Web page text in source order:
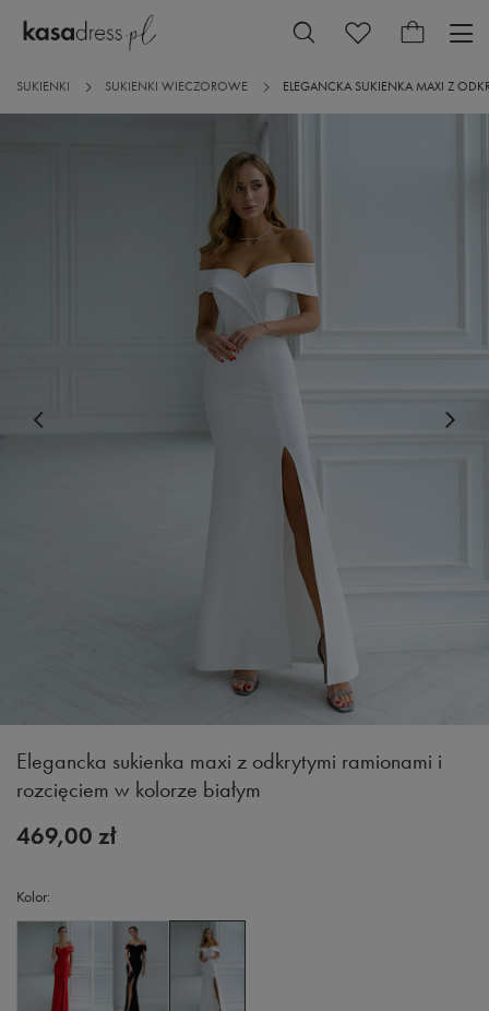
SUKIENKI SUKIENKI WIECZOROWE ELEGANCKA SUKIENKA MAXI Z
Elegancka sukienka maxi z odkrytymi ramionami i
rozcięciem w kolorze białym
Kolor
469,00 zł